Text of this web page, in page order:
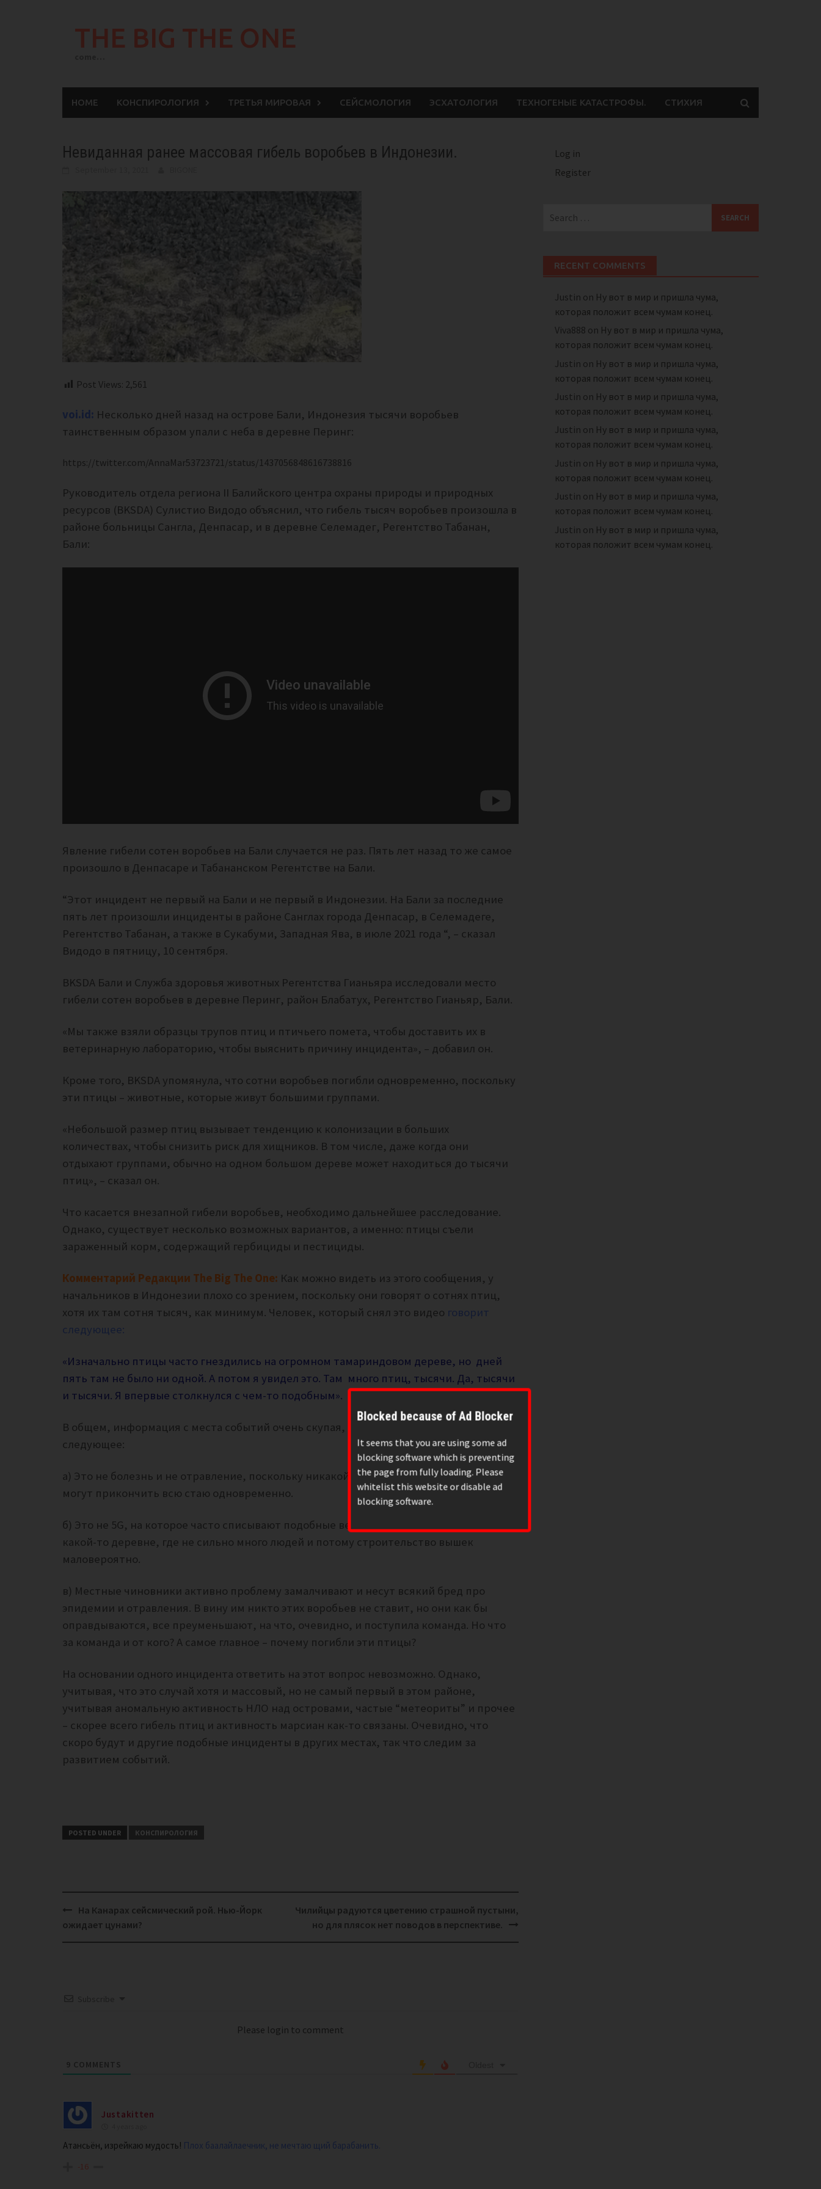
THE BIG THE ONE
HOME КОНСПИРОЛОГИЯ ТРЕТЬЯ МИРОВАЯ СЕЙСМОЛОГИЯ ЭСХАТОЛОГИЯ ТЕХНОГЕНЫЕ КАТАСТРОФЫ. СТИХИЯ
Невиданная ранее массовая гибель воробьев в Индонезии.
Post Views: 2,561
voi.id: Несколько дней назад на острове Бали, Индонезия тысячи воробьев
таинственным образом упали с неба в деревне Перинг:
https://twitter.com/AnnaMar53723721/status/1437056848616738816
Руководитель отдела региона II Балийского центра охраны природы и природных
ресурсов (BKSDA) Сулистио Видодо объяснил, что гибель тысяч воробьев произошла в
районе больницы Сангла, Денпасар, и в деревне Селемадег, Регентство Табанан,
Бали:
Явление гибели сотен воробьев на Бали случается не раз. Пять лет назад то же самое
произошло в Денпасаре и Табананском Регентстве на Бали.
“Этот инцидент не первый на Бали и не первый в Индонезии. На Бали за последние
пять лет произошли инциденты в районе Санглах города Денпасар, в Селемадеге,
Регентство Табанан, а также в Сукабуми, Западная Ява, в июле 2021 года “, – сказал
Видодо в пятницу, 10 сентября.
BKSDA Бали и Служба здоровья животных Регентства Гианьяра исследовали место
гибели сотен воробьев в деревне Перинг, район Блабатух, Регентство Гианьяр, Бали.
«Мы также взяли образцы трупов птиц и птичьего помета, чтобы доставить их в
ветеринарную лабораторию, чтобы выяснить причину инцидента», – добавил он.
Кроме того, BKSDA упомянула, что сотни воробьев погибли одновременно, поскольку
эти птицы – животные, которые живут большими группами.
«Небольшой размер птиц вызывает тенденцию к колонизации в больших
количествах, чтобы снизить риск для хищников. В том числе, даже когда они
отдыхают группами, обычно на одном большом дереве может находиться до тысячи
птиц», – сказал он.
Что касается внезапной гибели воробьев, необходимо дальнейшее расследование.
Однако, существует несколько возможных вариантов, а именно: птицы съели
зараженный корм, содержащий гербициды и пестициды.
Комментарий Редакции The Big The One: Как можно видеть из этого сообщения, у
начальников в Индонезии плохо со зрением, поскольку они говорят о сотнях птиц,
хотя их там сотня тысяч, как минимум. Человек, который снял это видео говорит
следующее:
«Изначально птицы часто гнездились на огромном тамариндовом дереве, но дней
пять там не было ни одной. А потом я увидел это. Там много птиц, тысячи. Да, тысячи
и тысячи. Я впервые столкнулся с чем-то подобным».
В общем, информация с места событий очень скупая, тем не менее, можно сказать
следующее:
а) Это не болезнь и не отравление, поскольку никакой возбудитель, никакой яд не
могут прикончить всю стаю одновременно.
б) Это не 5G, на которое часто списывают подобные вещи. Инцидент случился в
какой-то деревне, где не сильно много людей и потому строительство вышек
маловероятно.
в) Местные чиновники активно проблему замалчивают и несут всякий бред про
эпидемии и отравления. В вину им никто этих воробьев не ставит, но они как бы
оправдываются, все преуменьшают, на что, очевидно, и поступила команда. Но что
за команда и от кого? А самое главное – почему погибли эти птицы?
На основании одного инцидента ответить на этот вопрос невозможно. Однако,
учитывая, что это случай хотя и массовый, но не самый первый в этом районе,
учитывая аномальную активность НЛО над островами, частые “метеориты” и прочее
– скорее всего гибель птиц и активность марсиан как-то связаны. Очевидно, что
скоро будут и другие подобные инциденты в других местах, так что следим за
развитием событий.
POSTED UNDER КОНСПИРОЛОГИЯ
Post
navigation
На Канарах сейсмический рой. Нью-Йорк
ожидает цунами?
Чилийцы радуются цветению страшной пустыни,
но для плясок нет поводов в перспективе.
Please login to comment
9 COMMENTS
Justakitten
Атансьён, изрейкаю мудость! Плох баалайлаечник, не мечтаю щий барабанить.
-16
Log in
Register
for:
RECENT COMMENTS
Justin on Ну вот в мир и пришла чума,
которая положит всем чумам конец.
Viva888 on Ну вот в мир и пришла чума,
которая положит всем чумам конец.
Justin on Ну вот в мир и пришла чума,
которая положит всем чумам конец.
Justin on Ну вот в мир и пришла чума,
которая положит всем чумам конец.
Justin on Ну вот в мир и пришла чума,
которая положит всем чумам конец.
Justin on Ну вот в мир и пришла чума,
которая положит всем чумам конец.
Justin on Ну вот в мир и пришла чума,
которая положит всем чумам конец.
Justin on Ну вот в мир и пришла чума,
которая положит всем чумам конец.
Blocked because of Ad Blocker
It seems that you are using some ad
blocking software which is preventing
the page from fully loading. Please
whitelist this website or disable ad
blocking software.